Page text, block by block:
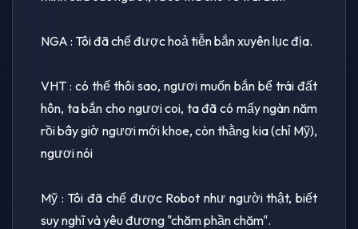
NGA : Tôi đã chế được hoả tiễn bắn xuyên lục địa.
VHT : có thế thôi sao, ngươi muốn bắn bể trái đất
hôn, ta bắn cho ngươi coi, ta đã có mấy ngàn năm
rồi bây giờ ngươi mới khoe, còn thằng kia (chỉ Mỹ),
ngươi nói
Mỹ : Tôi đã chế được Robot như người thật, biết
suy nghĩ và yêu đương "chăm phần chăm".